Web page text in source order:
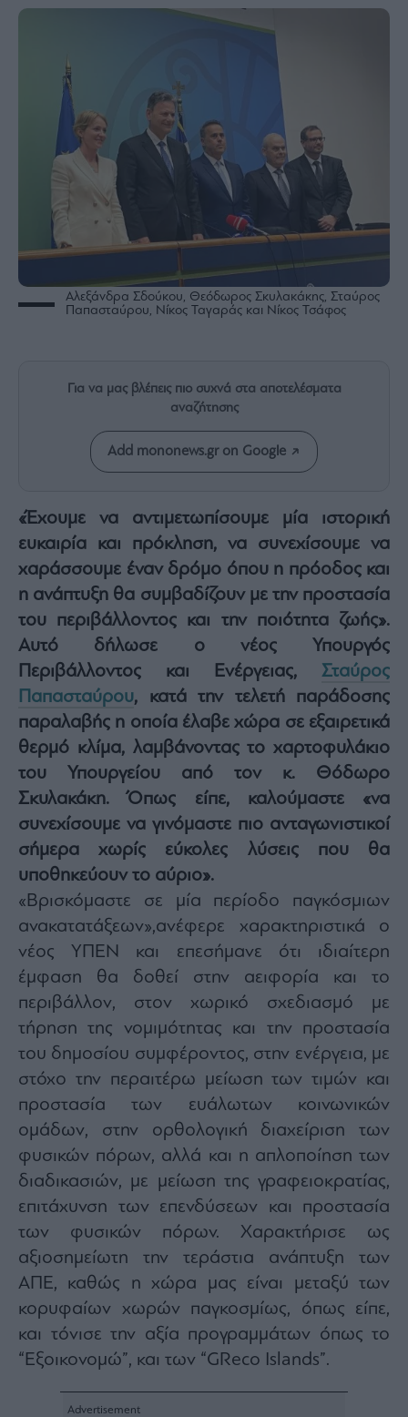
Media
Winners
Losers
θετικά
Today
Άρθρα
Auto
&
Style
Υγεία
Architecture
&
Design
Fashion
&
Art
Watches
Yachts
Table
Two
Μετοχές
Αγορές
Trader's
book
Buy-
Hold-
Sell
The
Investor
Crypto
Χρηματιστηριακές
Ανακοινώσεις
Creative
Content
Branded
Content
Reports
Branded
Calendar
Αλεξάνδρα Σδούκου, Θεόδωρος Σκυλακάκης, Σταύρος
Παπασταύρου, Νίκος Ταγαράς και Νίκος Τσάφος
Για να μας βλέπεις πιο συχνά στα αποτελέσματα
αναζήτησης
Add mononews.gr on Google
«Έχουμε να αντιμετωπίσουμε μία ιστορική
ευκαιρία και πρόκληση, να συνεχίσουμε να
χαράσσουμε έναν δρόμο όπου η πρόοδος και
η ανάπτυξη θα συμβαδίζουν με την προστασία
του περιβάλλοντος και την ποιότητα ζωής».
Αυτό δήλωσε ο νέος Υπουργός
Περιβάλλοντος και Ενέργειας, Σταύρος
Παπασταύρου, κατά την τελετή παράδοσης
παραλαβής η οποία έλαβε χώρα σε εξαιρετικά
θερμό κλίμα, λαμβάνοντας το χαρτοφυλάκιο
του Υπουργείου από τον κ. Θόδωρο
Σκυλακάκη. Όπως είπε, καλούμαστε «να
συνεχίσουμε να γινόμαστε πιο ανταγωνιστικοί
σήμερα χωρίς εύκολες λύσεις που θα
υποθηκεύουν το αύριο».
«Βρισκόμαστε σε μία περίοδο παγκόσμιων
ανακατατάξεων»,ανέφερε χαρακτηριστικά ο
νέος ΥΠΕΝ και επεσήμανε ότι ιδιαίτερη
έμφαση θα δοθεί στην αειφορία και το
περιβάλλον, στον χωρικό σχεδιασμό με
τήρηση της νομιμότητας και την προστασία
του δημοσίου συμφέροντος, στην ενέργεια, με
στόχο την περαιτέρω μείωση των τιμών και
προστασία των ευάλωτων κοινωνικών
ομάδων, στην ορθολογική διαχείριση των
φυσικών πόρων, αλλά και η απλοποίηση των
διαδικασιών, με μείωση της γραφειοκρατίας,
επιτάχυνση των επενδύσεων και προστασία
των φυσικών πόρων. Χαρακτήρισε ως
αξιοσημείωτη την τεράστια ανάπτυξη των
ΑΠΕ, καθώς η χώρα μας είναι μεταξύ των
κορυφαίων χωρών παγκοσμίως, όπως είπε,
και τόνισε την αξία προγραμμάτων όπως το
“Εξοικονομώ”, και των “GReco Islands”.